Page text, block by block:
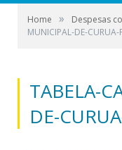
Home » Despesas
MUNICIPAL-DE-
TABELA-
DE-